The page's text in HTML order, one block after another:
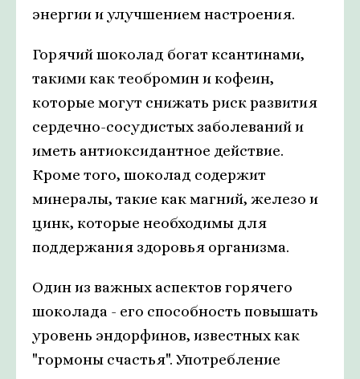
энергии и улучшением настроения.
Горячий шоколад богат ксантинами,
такими как теобромин и кофеин,
которые могут снижать риск развития
сердечно-сосудистых заболеваний и
иметь антиоксидантное действие.
Кроме того, шоколад содержит
минералы, такие как магний, железо и
цинк, которые необходимы для
поддержания здоровья организма.
Один из важных аспектов горячего
шоколада - его способность повышать
уровень эндорфинов, известных как
"гормоны счастья". Употребление